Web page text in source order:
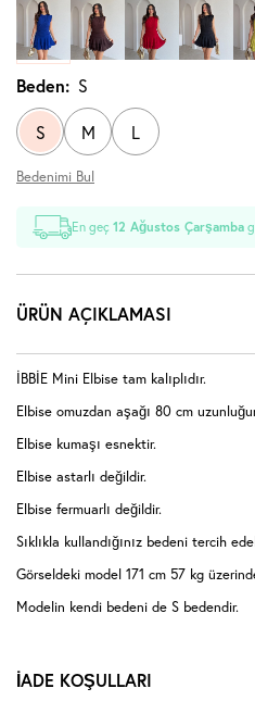
Beden: S
S M L
Bedenimi Bul
En geç12 Ağustos Çarşamba
ÜRÜN AÇIKLAMASI
İBBİE Mini Elbise tam kalıplıdır.
Elbise omuzdan aşağı 80 cm
Elbise kumaşı esnektir.
Elbise astarlı değildir.
Elbise fermuarlı değildir.
Sıklıkla kullandığınız bedeni tercih
Görseldeki model 171 cm 57 kg
Modelin kendi bedeni de S bedendir.
İADE KOŞULLARI